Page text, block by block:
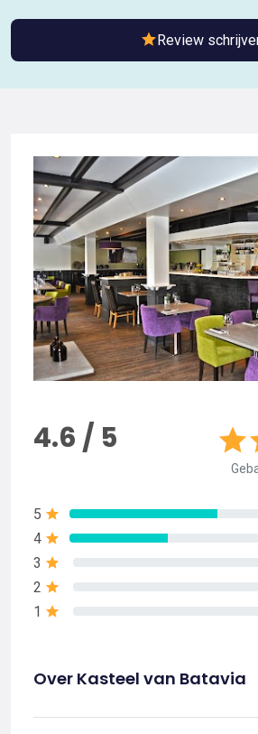
Review
4.6 / 5
5
4
3
2
1
Over Kasteel van Batavia